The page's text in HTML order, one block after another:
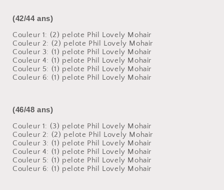
(42/44 ans)
Couleur 1: (2) pelote Phil Lovely Mohair
Couleur 2: (2) pelote Phil Lovely Mohair
Couleur 3: (1) pelote Phil Lovely Mohair
Couleur 4: (1) pelote Phil Lovely Mohair
Couleur 5: (1) pelote Phil Lovely Mohair
Couleur 6: (1) pelote Phil Lovely Mohair
(46/48 ans)
Couleur 1: (3) pelote Phil Lovely Mohair
Couleur 2: (2) pelote Phil Lovely Mohair
Couleur 3: (1) pelote Phil Lovely Mohair
Couleur 4: (1) pelote Phil Lovely Mohair
Couleur 5: (1) pelote Phil Lovely Mohair
Couleur 6: (1) pelote Phil Lovely Mohair